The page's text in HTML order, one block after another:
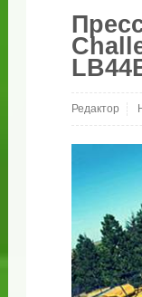
Редактор